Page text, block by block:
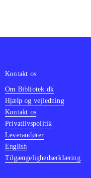
Kontakt os
Om Bibliotek.dk
Hjælp og vejledning
Kontakt os
Privatlivspolitik
Leverandører
English
Tilgængelighedserklæring